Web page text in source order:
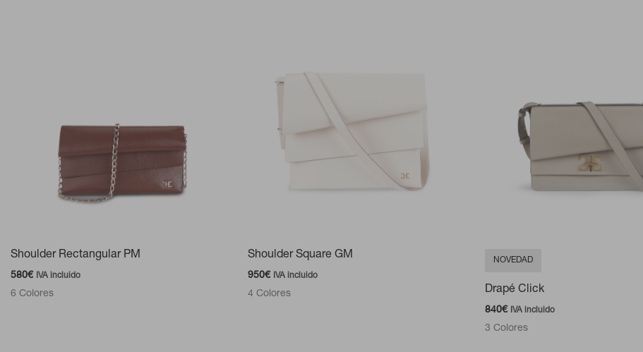
Shoulder Rectangular PM
580€ IVA incluido
6 Colores
Shoulder Square GM
950€ IVA incluido
4 Colores
NOVEDAD
Drapé Click
840€ IVA incluido
3 Colores